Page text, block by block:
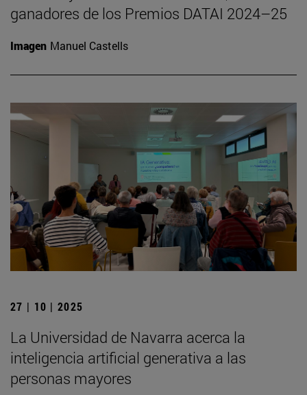
ganadores de los Premios DATAI 2024–25
Imagen Manuel Castells
27 | 10 | 2025
La Universidad de Navarra acerca la
inteligencia artificial generativa a las
personas mayores